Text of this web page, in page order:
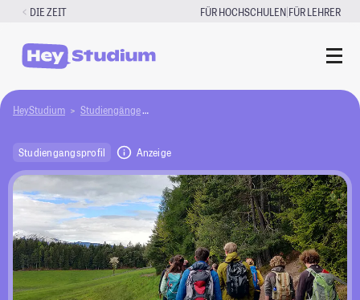
Zum
springen
DIE ZEIT FÜR HOCHSCHULEN|FÜR LEHRER
HeyStudium Studiengänge Nachhaltige Land- und Forstwirtschaft in
Studiengangsprofil Anzeige